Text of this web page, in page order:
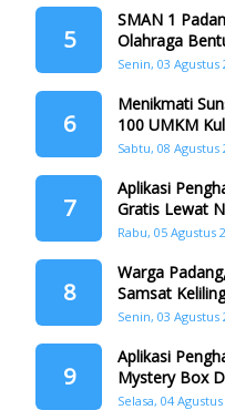
5
SMAN 1
Olahraga
Senin, 03 Agustus
6
Menikmati
100 UMKM
Memanjakan
Sabtu, 08 Agustus
7
Aplikasi
Gratis Lewat
Rabu, 05 Agustus
8
Warga
Samsat
Tangah
Senin, 03 Agustus
9
Aplikasi
Mystery Box
Selasa, 04